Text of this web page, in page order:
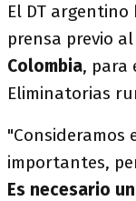
El DT
prensa previo
Colombia, para
Eliminatorias
"Consideramos
importantes,
Es necesario